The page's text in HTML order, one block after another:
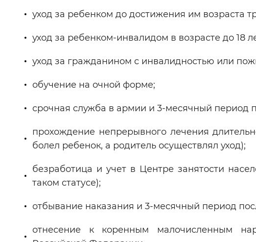
уход за ребенком до достижения им возраста
уход за ребенком-инвалидом в возрасте до 18
уход за гражданином с инвалидностью или
обучение на очной форме;
срочная служба в армии и 3-месячный период
прохождение непрерывного лечения
болел ребенок, а родитель осуществлял уход);
безработица и учет в Центре занятости
таком статусе);
отбывание наказания и 3-месячный период
отнесение к коренным малочисленным